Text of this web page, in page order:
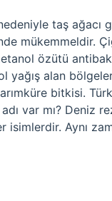
taş ağacı
mükemmeldir.
özütü
yağış alan
bitkisi.
var mı? Deniz
Aynı